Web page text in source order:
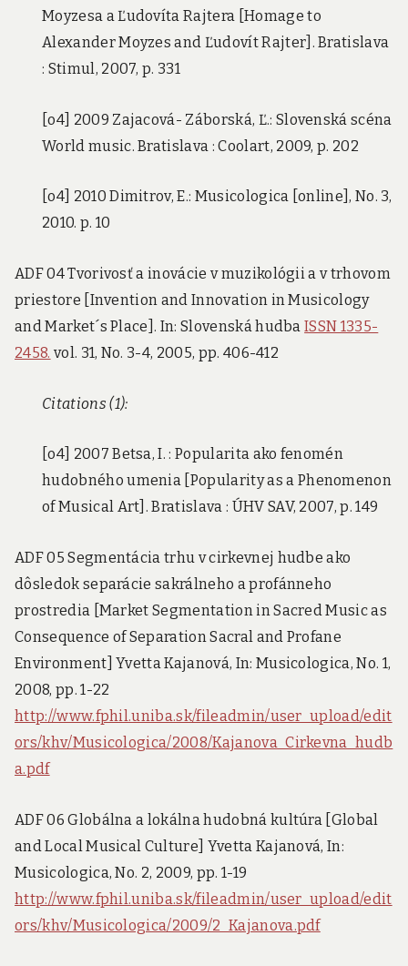
Moyzesa a Ľudovíta Rajtera [Homage to
Alexander Moyzes and Ľudovít Rajter]. Bratislava
: Stimul, 2007, p. 331
[o4] 2009 Zajacová- Záborská, Ľ.: Slovenská scéna
World music. Bratislava : Coolart, 2009, p. 202
[o4] 2010 Dimitrov, E.: Musicologica [online], No. 3,
2010. p. 10
ADF 04 Tvorivosť a inovácie v muzikológii a v trhovom
priestore [Invention and Innovation in Musicology
and Market´s Place]. In: Slovenská hudbaISSN 1335-
2458. vol. 31, No. 3-4, 2005, pp. 406-412
Citations (1):
[o4] 2007 Betsa, I. : Popularita ako fenomén
hudobného umenia [Popularity as a Phenomenon
of Musical Art]. Bratislava : ÚHV SAV, 2007, p. 149
ADF 05 Segmentácia trhu v cirkevnej hudbe ako
dôsledok separácie sakrálneho a profánneho
prostredia [Market Segmentation in Sacred Music as
Consequence of Separation Sacral and Profane
Environment] Yvetta Kajanová, In: Musicologica, No. 1,
2008, pp. 1-22
http://www.fphil.uniba.sk/fileadmin/user_upload/edit
ors/khv/Musicologica/2008/Kajanova_Cirkevna_hudb
a.pdf
ADF 06 Globálna a lokálna hudobná kultúra [Global
and Local Musical Culture] Yvetta Kajanová, In:
Musicologica, No. 2, 2009, pp. 1-19
http://www.fphil.uniba.sk/fileadmin/user_upload/edit
ors/khv/Musicologica/2009/2_Kajanova.pdf